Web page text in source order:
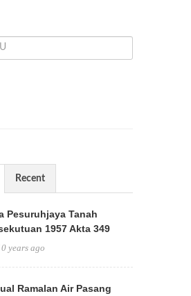
Recent
Pesuruhjaya Tanah
1957 Akta 349
years ago
Ramalan Air Pasang